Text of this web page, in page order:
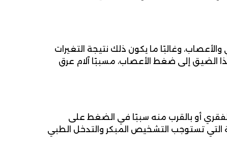
وغالبًا ما يكون ذلك نتيجة التغيرات
الضيق إلى ضغط الأعصاب، مسببًا آلام عرق
أو بالقرب منه سببًا في الضغط على
التي تستوجب التشخيص المبكر والتدخل الطبي